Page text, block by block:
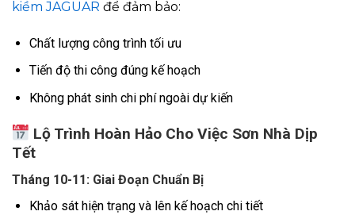
kiềm JAGUAR để đảm bảo:
Chất lượng công trình tối ưu
Tiến độ thi công đúng kế hoạch
Không phát sinh chi phí ngoài dự kiến
Lộ Trình Hoàn Hảo Cho Việc Sơn Nhà Dịp
Tết
Tháng 10-11: Giai Đoạn Chuẩn Bị
Khảo sát hiện trạng và lên kế hoạch chi tiết